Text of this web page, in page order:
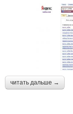
читать дальше →